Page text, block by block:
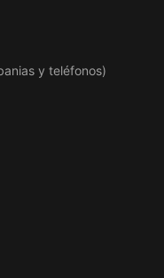
y teléfonos)